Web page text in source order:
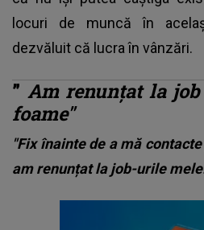
locuri de muncă în
dezvăluit că lucra în vânzări.
” Am renunțat la
foame"
"Fix înainte de a mă
am renunțat la job-urile